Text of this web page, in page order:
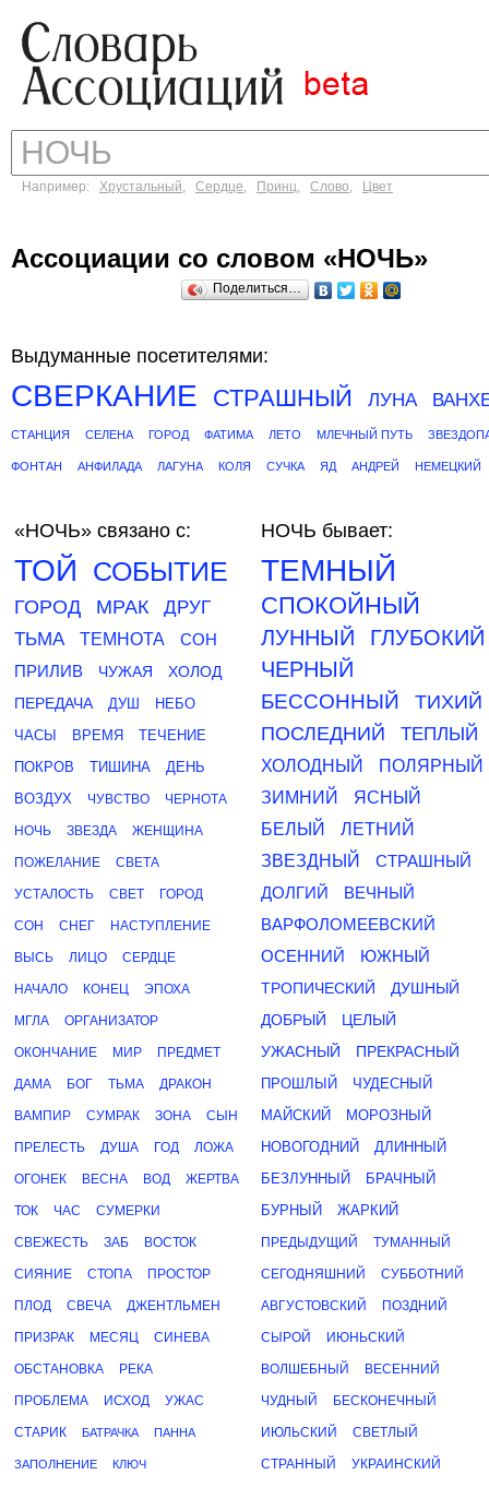
Например: Хрустальный, Сердце, Принц, Слово, Цвет
Ассоциации со словом «НОЧЬ»
Поделиться…
Выдуманные посетителями:
СВЕРКАНИЕ СТРАШНЫЙ ЛУНА
СТАНЦИЯ СЕЛЕНА ГОРОД ФАТИМА ЛЕТО МЛЕЧНЫЙ ПУТЬ
ФОНТАН АНФИЛАДА ЛАГУНА КОЛЯ СУЧКА ЯД АНДРЕЙ НЕМЕЦКИЙ
«НОЧЬ» связано с:
ТОЙ СОБЫТИЕ
ГОРОД МРАК
ДРУГ
ТЬМА
ТЕМНОТА
СОН
ПРИЛИВ
ЧУЖАЯ
ХОЛОД
ПЕРЕДАЧА
ДУШ
НЕБО
ЧАСЫ
ВРЕМЯ
ТЕЧЕНИЕ
ПОКРОВ
ТИШИНА
ДЕНЬ
ВОЗДУХ
ЧУВСТВО ЧЕРНОТА
НОЧЬ ЗВЕЗДА ЖЕНЩИНА
ПОЖЕЛАНИЕ СВЕТА
УСТАЛОСТЬ СВЕТ ГОРОД
СОН СНЕГ НАСТУПЛЕНИЕ
ВЫСЬ ЛИЦО СЕРДЦЕ
НАЧАЛО КОНЕЦ ЭПОХА
МГЛА ОРГАНИЗАТОР
ОКОНЧАНИЕ МИР ПРЕДМЕТ
ДАМА БОГ ТЬМА ДРАКОН
ВАМПИР СУМРАК ЗОНА СЫН
ПРЕЛЕСТЬ ДУША ГОД ЛОЖА
ОГОНЕК ВЕСНА ВОД ЖЕРТВА
ТОК ЧАС СУМЕРКИ
СВЕЖЕСТЬ ЗАБ ВОСТОК
СИЯНИЕ СТОПА ПРОСТОР
ПЛОД СВЕЧА ДЖЕНТЛЬМЕН
ПРИЗРАК МЕСЯЦ СИНЕВА
ОБСТАНОВКА РЕКА
ПРОБЛЕМА ИСХОД УЖАС
СТАРИК БАТРАЧКА ПАННА
ЗАПОЛНЕНИЕ КЛЮЧ
НОЧЬ бывает:
ТЕМНЫЙ
СПОКОЙНЫЙ
ЛУННЫЙ
ГЛУБОКИЙ
ЧЕРНЫЙ
БЕССОННЫЙ
ТИХИЙ
ПОСЛЕДНИЙ
ТЕПЛЫЙ
ХОЛОДНЫЙ
ПОЛЯРНЫЙ
ЗИМНИЙ
ЯСНЫЙ
БЕЛЫЙ
ЛЕТНИЙ
ЗВЕЗДНЫЙ
СТРАШНЫЙ
ДОЛГИЙ
ВЕЧНЫЙ
ВАРФОЛОМЕЕВСКИЙ
ОСЕННИЙ
ЮЖНЫЙ
ТРОПИЧЕСКИЙ
ДУШНЫЙ
ДОБРЫЙ
ЦЕЛЫЙ
УЖАСНЫЙ
ПРЕКРАСНЫЙ
ПРОШЛЫЙ
ЧУДЕСНЫЙ
МАЙСКИЙ
МОРОЗНЫЙ
НОВОГОДНИЙ
ДЛИННЫЙ
БЕЗЛУННЫЙ
БРАЧНЫЙ
БУРНЫЙ
ЖАРКИЙ
ПРЕДЫДУЩИЙ ТУМАННЫЙ
СЕГОДНЯШНИЙ СУББОТНИЙ
АВГУСТОВСКИЙ ПОЗДНИЙ
СЫРОЙ ИЮНЬСКИЙ
ВОЛШЕБНЫЙ ВЕСЕННИЙ
ЧУДНЫЙ БЕСКОНЕЧНЫЙ
ИЮЛЬСКИЙ СВЕТЛЫЙ
СТРАННЫЙ УКРАИНСКИЙ